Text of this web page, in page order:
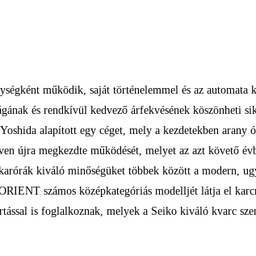
működik, saját történelemmel és az
és rendkívül kedvező árfekvésének
alapított egy céget, mely a kezdetekben
újra megkezdte működését, melyet az azt követő
kiváló minőségüket többek között a modern,
számos középkategóriás modelljét látja el
is foglalkoznak, melyek a Seiko kiváló kvarc